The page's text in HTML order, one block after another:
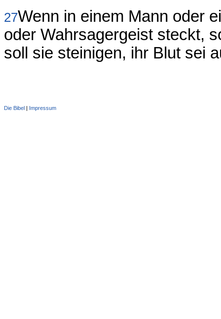
27Wenn in einem Mann oder
oder Wahrsagergeist steckt,
soll sie steinigen, ihr Blut sei
Die Bibel | Impressum